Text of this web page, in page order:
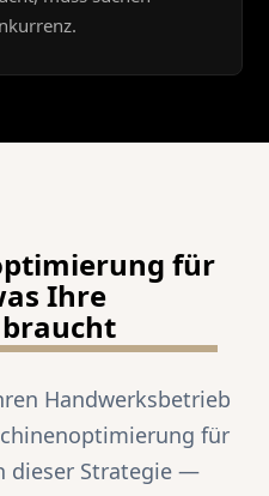
für
Ihre
Handwerksbetrieb
für
dieser Strategie —